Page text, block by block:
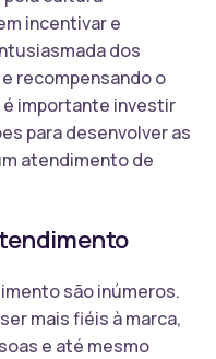
incentivar e
dos
recompensando o
é importante investir
para desenvolver as
atendimento de
são inúmeros.
mais fiéis à marca,
e até mesmo